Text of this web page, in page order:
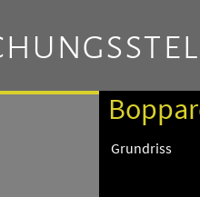
Grundriss